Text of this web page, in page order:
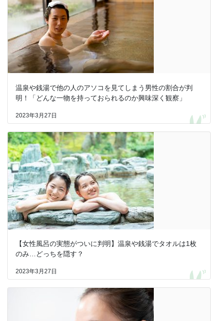
温泉や銭湯で他の人のアソコを見てしまう男性の割合が判
明！「どんな一物を持っておられるのか興味深く観察」
2023年3月27日
【女性風呂の実態がついに判明】温泉や銭湯でタオルは1枚
のみ…どっちを隠す？
2023年3月27日